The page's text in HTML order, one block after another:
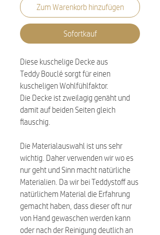
Zum Warenkorb hinzufügen
Sofortkauf
Diese kuschelige Decke aus
Teddy Bouclé sorgt für einen
kuscheligen Wohlfühlfaktor.
Die Decke ist zweilagig genäht und
damit auf beiden Seiten gleich
flauschig.
Die Materialauswahl ist uns sehr
wichtig. Daher verwenden wir wo es
nur geht und Sinn macht natürliche
Materialien. Da wir bei Teddystoff aus
natürlichem Material die Erfahrung
gemacht haben, dass dieser oft nur
von Hand gewaschen werden kann
oder nach der Reinigung deutlich an